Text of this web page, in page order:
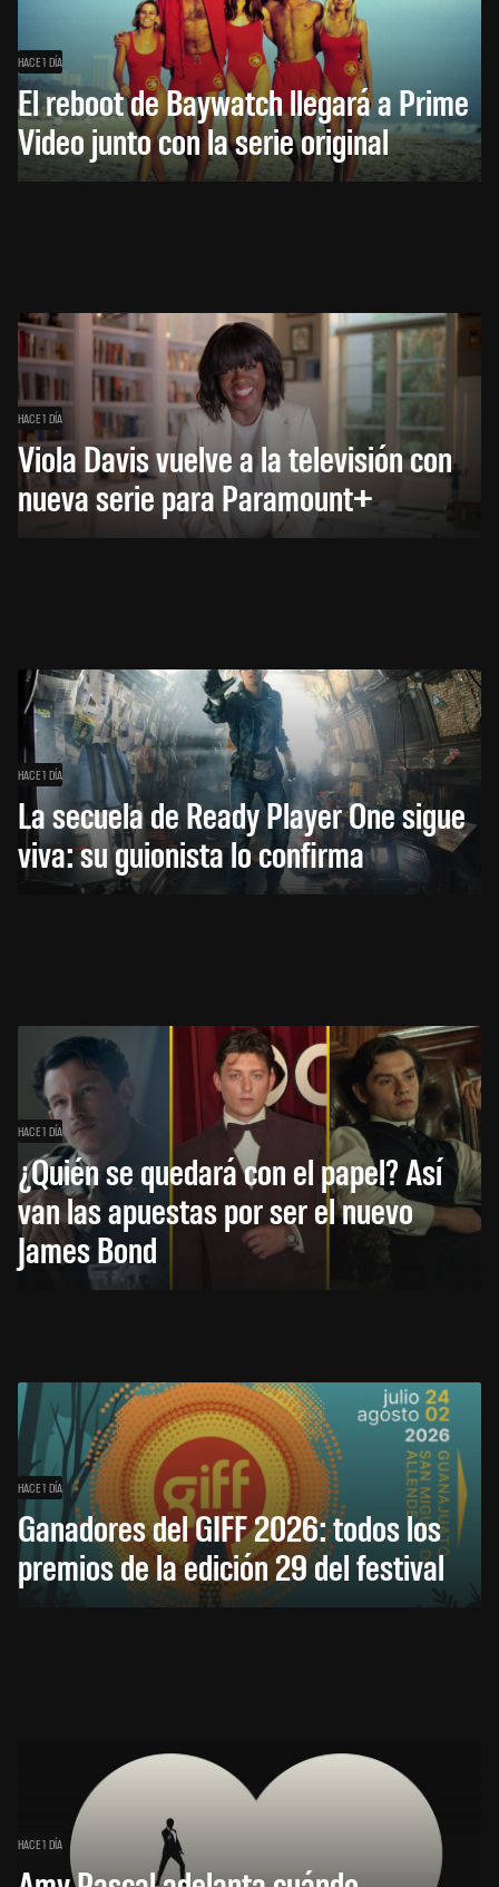
HACE 1 DÍA
El reboot de Baywatch llegará a Prime
Video junto con la serie original
HACE 1 DÍA
Viola Davis vuelve a la televisión con
nueva serie para Paramount+
HACE 1 DÍA
La secuela de Ready Player One sigue
viva: su guionista lo confirma
HACE 1 DÍA
¿Quién se quedará con el papel? Así
van las apuestas por ser el nuevo
James Bond
HACE 1 DÍA
Ganadores del GIFF 2026: todos los
premios de la edición 29 del festival
HACE 1 DÍA